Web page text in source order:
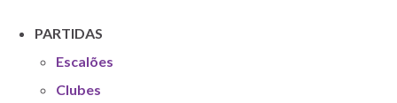
PARTIDAS
Escalões
Clubes